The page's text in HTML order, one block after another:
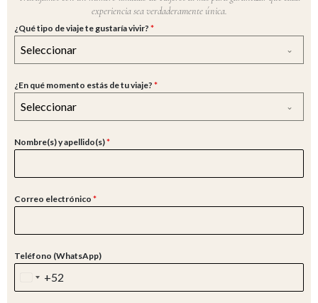
experiencia sea verdaderamente única.
¿Qué tipo de viaje te gustaría vivir? *
Seleccionar
¿En qué momento estás de tu viaje? *
Seleccionar
Nombre(s) y apellido(s)*
Correo electrónico *
Teléfono (WhatsApp)
M +52